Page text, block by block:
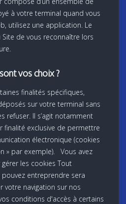
à votre terminal quand vous
utilisez une application. Le
de vous reconnaître lors
vos choix ?
finalités spécifiques,
sur votre terminal sans
refuser. Il s’agit notamment
finalité exclusive de permettre
électronique (cookies
» par exemple). Vous avez
les cookies Tout
entreprendre sera
votre navigation sur nos
conditions d'accès à certains